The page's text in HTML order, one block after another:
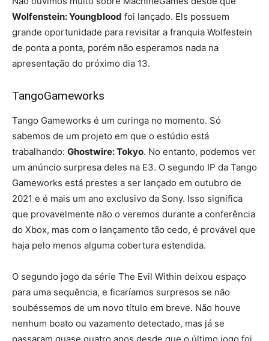
Wolfenstein: Youngblood foi lançado. Els possuem
grande oportunidade para revisitar a franquia Wolfestein
de ponta a ponta, porém não esperamos nada na
apresentação do próximo dia 13.
TangoGameworks
Tango Gameworks é um curinga no momento. Só
sabemos de um projeto em que o estúdio está
trabalhando: Ghostwire: Tokyo. No entanto, podemos ver
um anúncio surpresa deles na E3. O segundo IP da Tango
Gameworks está prestes a ser lançado em outubro de
2021 e é mais um ano exclusivo da Sony. Isso significa
que provavelmente não o veremos durante a conferência
do Xbox, mas com o lançamento tão cedo, é provável que
haja pelo menos alguma cobertura estendida.
O segundo jogo da série The Evil Within deixou espaço
para uma sequência, e ficaríamos surpresos se não
soubéssemos de um novo título em breve. Não houve
nenhum boato ou vazamento detectado, mas já se
passaram quase quatro anos desde que o último jogo foi